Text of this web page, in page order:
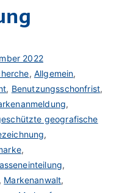
2022
, Allgemein,
, Benutzungsschonfrist,
,
geografische
,
,
,
, Markenanwalt,